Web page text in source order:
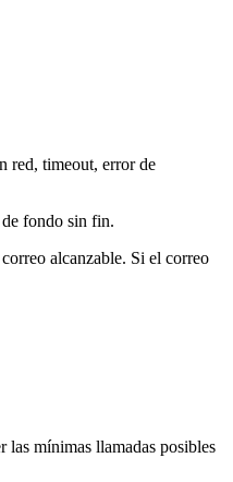
red, timeout, error de
fondo sin fin.
alcanzable. Si el correo
las mínimas llamadas posibles